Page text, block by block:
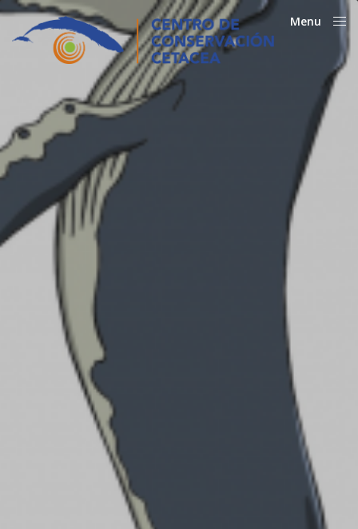
Menu